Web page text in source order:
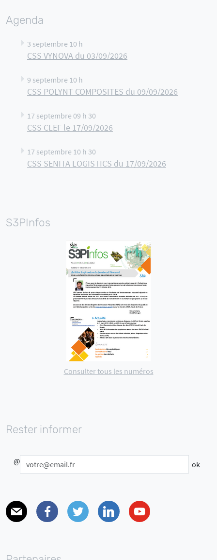
Agenda
3 septembre 10 h
CSS VYNOVA du 03/09/2026
9 septembre 10 h
CSS POLYNT COMPOSITES du 09/09/2026
17 septembre 09 h 30
CSS CLEF le 17/09/2026
17 septembre 10 h 30
CSS SENITA LOGISTICS du 17/09/2026
S3PInfos
Consulter tous les numéros
Rester informer
@